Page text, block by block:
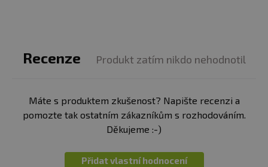
Recenze Produkt zatím nikdo nehodnotil
Máte s produktem zkušenost? Napište recenzi a
pomozte tak ostatním zákazníkům s rozhodováním.
Děkujeme :-)
Přidat vlastní hodnocení